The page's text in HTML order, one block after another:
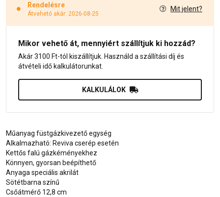
Rendelésre
Átvehető akár: 2026-08-25
Mit jelent?
Mikor vehető át, mennyiért szállítjuk ki hozzád?
Akár 3100 Ft-tól kiszállítjuk. Használd a szállítási díj és
átvételi idő kalkulátorunkat.
KALKULÁLOK
Műanyag füstgázkivezető egység
Alkalmazható: Reviva cserép esetén
Kettős falú gázkéményekhez
Könnyen, gyorsan beépíthető
Anyaga speciális akrilát
Sötétbarna színű
Csőátmérő 12,8 cm